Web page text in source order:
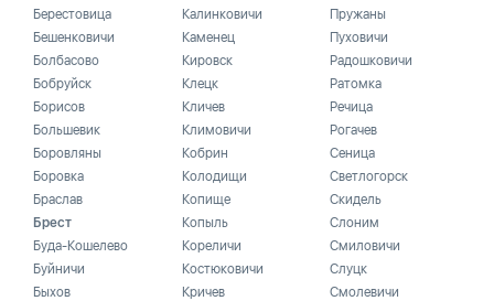
Берестовица
Бешенковичи
Болбасово
Бобруйск
Борисов
Большевик
Боровляны
Боровка
Браслав
Брест
Буда-Кошелево
Буйничи
Быхов
Калинковичи
Каменец
Кировск
Клецк
Кличев
Климовичи
Кобрин
Колодищи
Копище
Копыль
Кореличи
Костюковичи
Кричев
Пружаны
Пуховичи
Радошковичи
Ратомка
Речица
Рогачев
Сеница
Светлогорск
Скидель
Слоним
Смиловичи
Слуцк
Смолевичи